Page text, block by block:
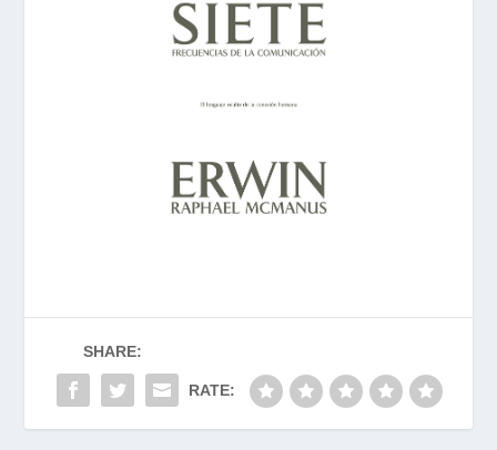
SHARE:
RATE: